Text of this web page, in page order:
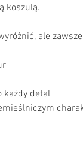
koszulą.
ale
każdy detal